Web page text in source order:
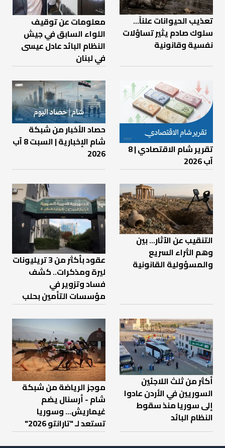
تعذيب الحيوانات علناً…
سلوك صادم يثير تساؤلات
نفسية وقانونية
معلومات عن توقيف
اللواء السابق في جيش
النظام البائد عادل عيسى
في لبنان
تقرير شام الاقتصادي | 8
آب 2026
حصاد الأخبار من شبكة
شام الإخبارية | السبت 8 آب
2026
التنقيب عن الآثار… بين
وهم الثراء السريع
والمسؤولية القانونية
عقود بأكثر من 3 تريليونات
ليرة ومذكرات.. كشف
فساد وتزوير في
مؤسسات التأمين بحلب
أكثر من ثلث اللاجئين
السوريين في الأردن عادوا
إلى سوريا منذ سقوط
النظام البائد
موجز الرياضة من شبكة
شام - أرسنال يضم
غيماريش... وسوريا
تستعد لـ "تارانتو 2026"